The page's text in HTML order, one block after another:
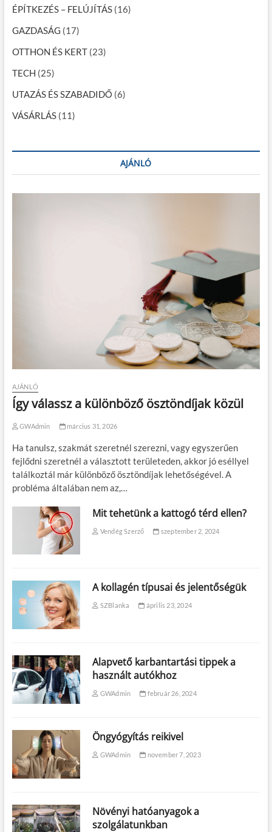
c
i
ó
ÉPÍTKEZÉS – FELÚJÍTÁS(16)
GAZDASÁG (17)
OTTHON ÉS KERT(23)
TECH (25)
UTAZÁS ÉS SZABADIDŐ (6)
VÁSÁRLÁS(11)
AJÁNLÓ
AJÁNLÓ
Így válassz a különböző ösztöndíjak közül
GWAdmin március 31, 2026
Ha tanulsz, szakmát szeretnél szerezni, vagy egyszerűen
fejlődni szeretnél a választott területeden, akkor jó eséllyel
találkoztál már különböző ösztöndíjak lehetőségével. A
probléma általában nem az,…
Mit tehetünk a kattogó térd ellen?
Vendég Szerző szeptember 2, 2024
A kollagén típusai és jelentőségük
SZBlanka április 23, 2024
Alapvető karbantartási tippek a
használt autókhoz
GWAdmin február 26, 2024
Öngyógyítás reikivel
GWAdmin november 7, 2023
Növényi hatóanyagok a
szolgálatunkban